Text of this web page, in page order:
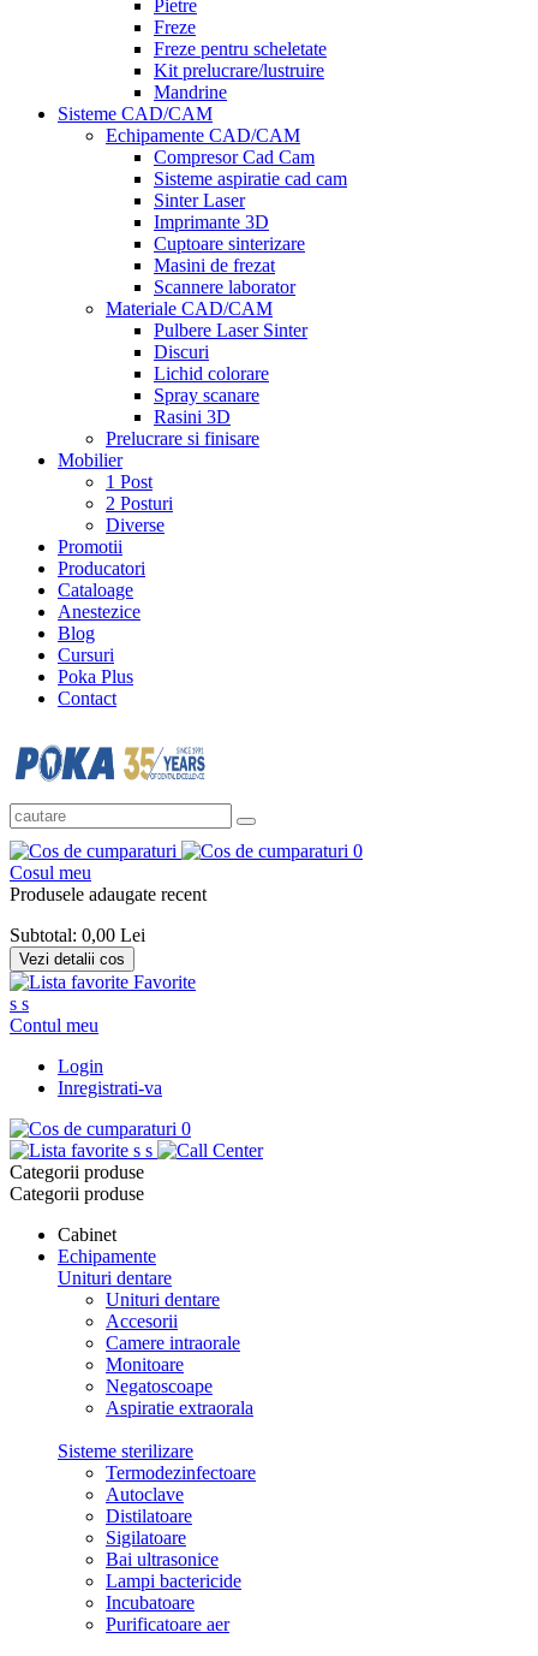
Pietre
Freze
Freze pentru scheletate
Kit prelucrare/lustruire
Mandrine
Sisteme CAD/CAM
Echipamente CAD/CAM
Compresor Cad Cam
Sisteme aspiratie cad cam
Sinter Laser
Imprimante 3D
Cuptoare sinterizare
Masini de frezat
Scannere laborator
Materiale CAD/CAM
Pulbere Laser Sinter
Discuri
Lichid colorare
Spray scanare
Rasini 3D
Prelucrare si finisare
Mobilier
1 Post
2 Posturi
Diverse
Promotii
Producatori
Cataloage
Anestezice
Blog
Cursuri
Poka Plus
Contact
0
Cosul meu
Produsele adaugate recent
Subtotal: 0,00 Lei
Vezi detalii cos
Favorite
s s
Contul meu
Login
Inregistrati-va
0
s s
Categorii produse
Categorii produse
Cabinet
Echipamente
Unituri dentare
Unituri dentare
Accesorii
Camere intraorale
Monitoare
Negatoscoape
Aspiratie extraorala
Sisteme sterilizare
Termodezinfectoare
Autoclave
Distilatoare
Sigilatoare
Bai ultrasonice
Lampi bactericide
Incubatoare
Purificatoare aer